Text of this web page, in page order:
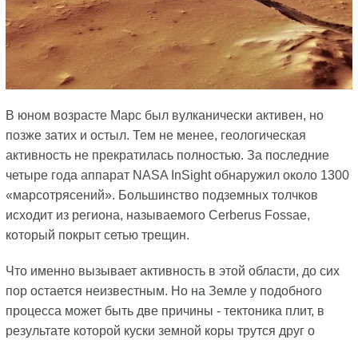
В юном возрасте Марс был вулканически активен, но
позже затих и остыл. Тем не менее, геологическая
активность не прекратилась полностью. За последние
четыре года аппарат NASA InSight обнаружил около 1300
«марсотрясений». Большинство подземных толчков
исходит из региона, называемого Cerberus Fossae,
который покрыт сетью трещин.
Что именно вызывает активность в этой области, до сих
пор остается неизвестным. Но на Земле у подобного
процесса может быть две причины - тектоника плит, в
результате которой куски земной коры трутся друг о